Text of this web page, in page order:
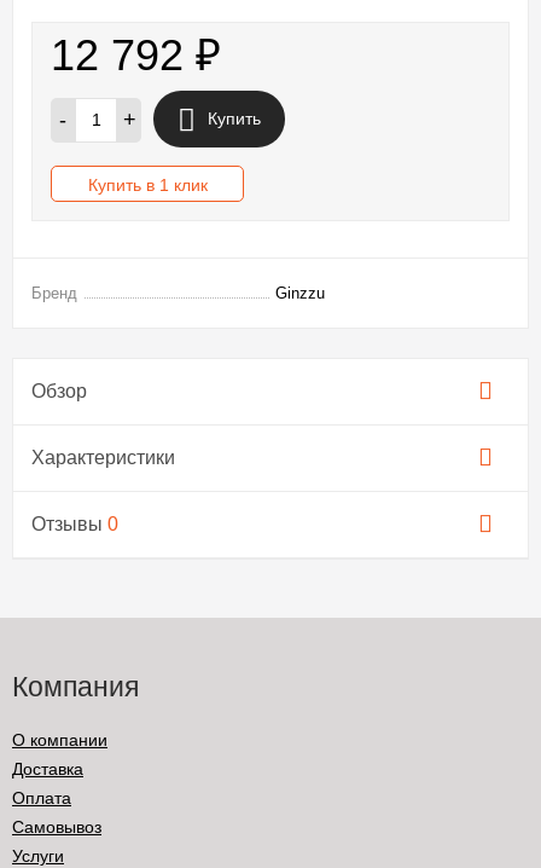
12 792 ₽
- + Купить
Купить в 1 клик
Бренд Ginzzu
Обзор
Характеристики
Отзывы 0
Компания
О компании
Доставка
Оплата
Самовывоз
Услуги